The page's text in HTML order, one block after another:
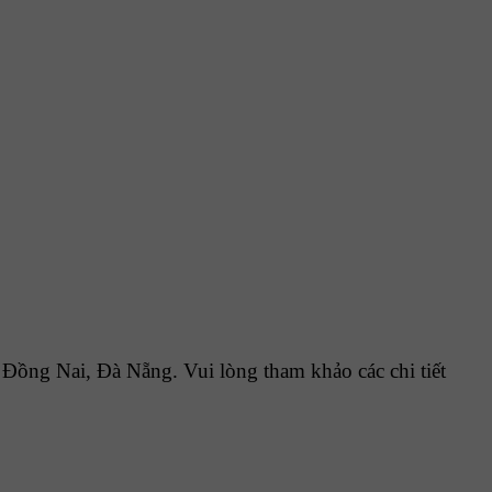
Nai, Đà Nẵng. Vui lòng tham khảo các chi tiết